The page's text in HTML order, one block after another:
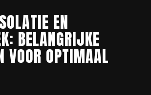
EN
BELANGRIJKE
VOOR OPTIMAAL